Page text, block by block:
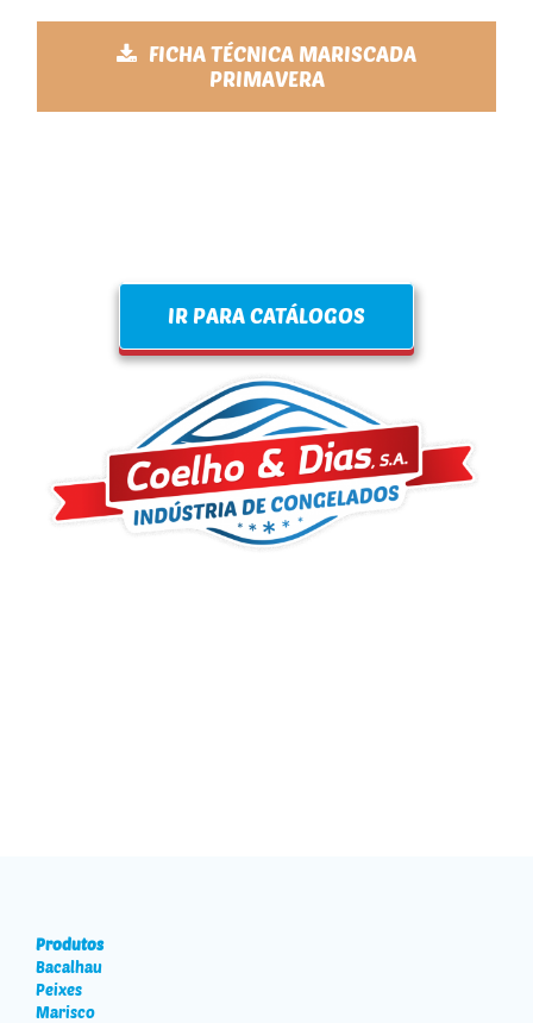
FICHA TÉCNICA MARISCADA
PRIMAVERA
IR PARA CATÁLOGOS
Produtos
Bacalhau
Peixes
Marisco